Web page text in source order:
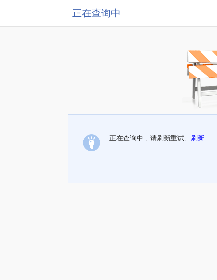
正在查询中
正在查询中，请刷新重试。 刷新